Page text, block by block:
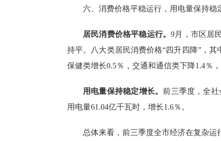
六、消费价格平稳运行，用电量保持稳
居民消费价格平稳运行。9月，市区居
持平。八大类居民消费价格“四升四降”，
保健类增长0.5％，交通和通信类下降1.4％
用电量保持稳定增长。前三季度，全社
用电量61.04亿千瓦时，增长1.6％。
总体来看，前三季度全市经济在复杂